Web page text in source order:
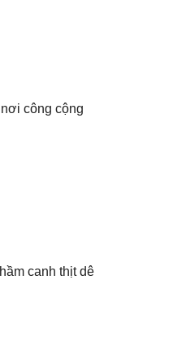
công cộng
canh thịt dê